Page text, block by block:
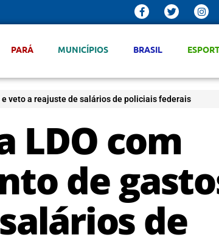
PARÁ MUNICÍPIOS BRASIL
veto a reajuste de salários de policiais federais
LDO com
de
de